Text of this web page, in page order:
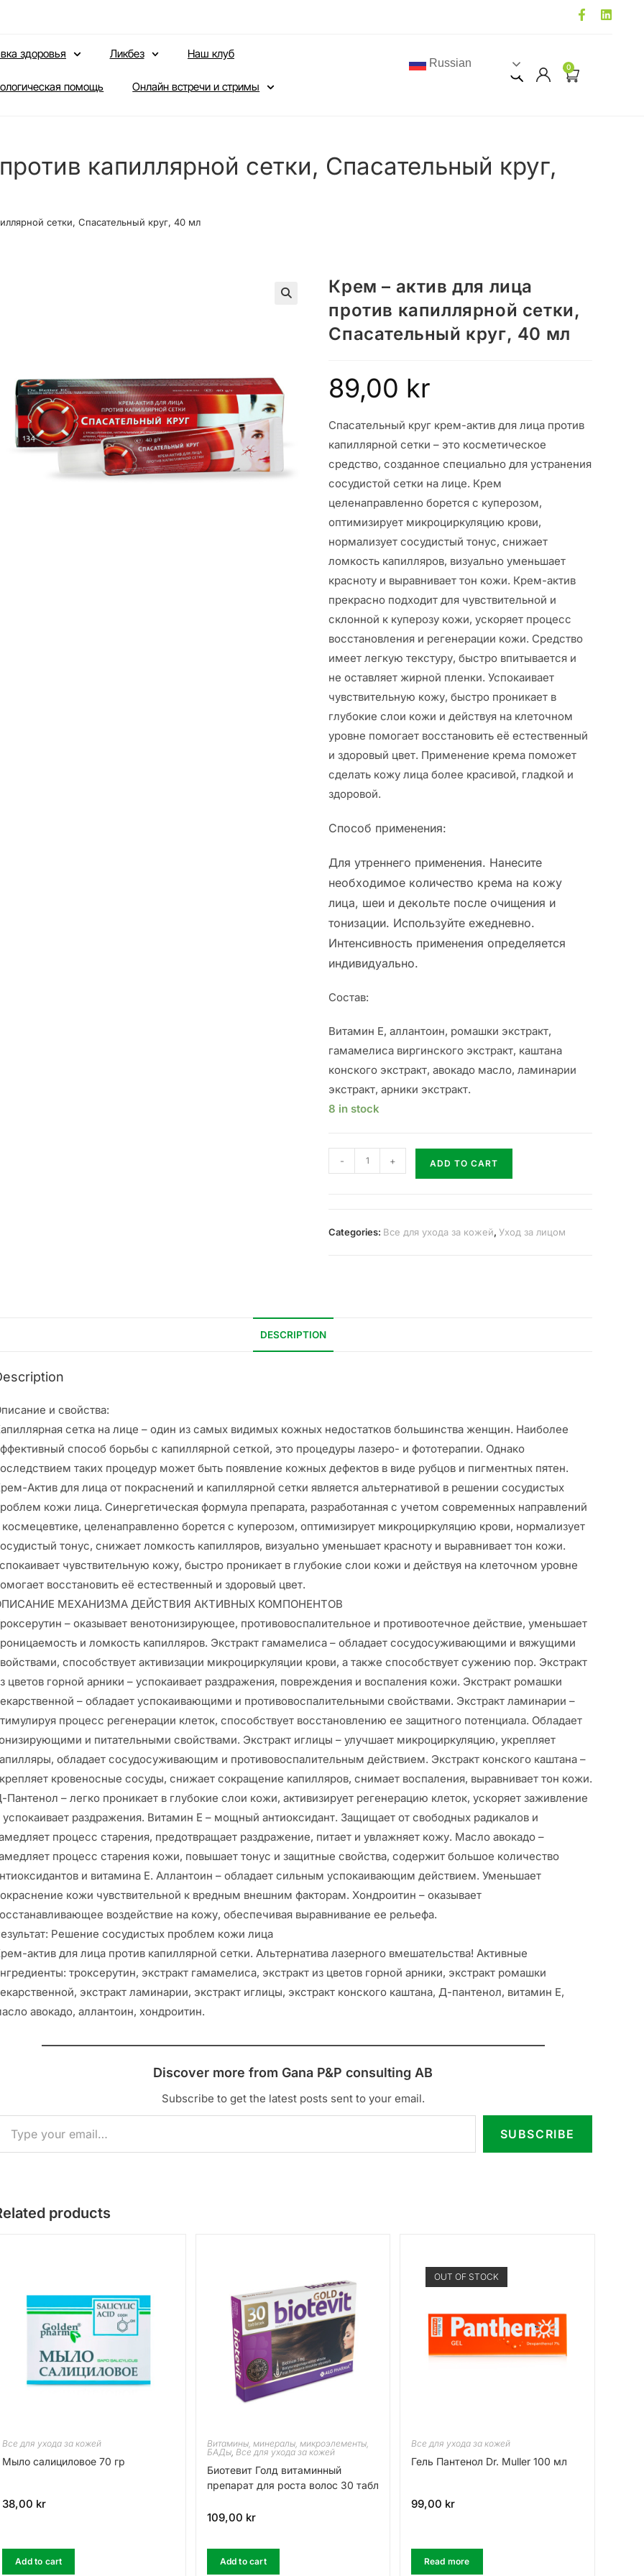
здоровья Ликбез Наш клуб
помощь Онлайн встречи и стримы
Russian 0
капиллярной сетки, Спасательный круг,
сетки, Спасательный круг, 40 мл
Крем – актив для лица
против капиллярной сетки,
Спасательный круг, 40 мл
89,00 kr
Спасательный круг крем-актив для лица против
капиллярной сетки – это косметическое
средство, созданное специально для устранения
сосудистой сетки на лице. Крем
целенаправленно борется с куперозом,
оптимизирует микроциркуляцию крови,
нормализует сосудистый тонус, снижает
ломкость капилляров, визуально уменьшает
красноту и выравнивает тон кожи. Крем-актив
прекрасно подходит для чувствительной и
склонной к куперозу кожи, ускоряет процесс
восстановления и регенерации кожи. Средство
имеет легкую текстуру, быстро впитывается и
не оставляет жирной пленки. Успокаивает
чувствительную кожу, быстро проникает в
глубокие слои кожи и действуя на клеточном
уровне помогает восстановить её естественный
и здоровый цвет. Применение крема поможет
сделать кожу лица более красивой, гладкой и
здоровой.
Способ применения:
Для утреннего применения. Нанесите
необходимое количество крема на кожу
лица, шеи и декольте после очищения и
тонизации. Используйте ежедневно.
Интенсивность применения определяется
индивидуально.
Cостав:
Витамин Е, аллантоин, ромашки экстракт,
гамамелиса виргинского экстракт, каштана
конского экстракт, авокадо масло, ламинарии
экстракт, арники экстракт.
8 in stock
- + ADD TO CART
Categories: Все для ухода за кожей, Уход за лицом
DESCRIPTION
и свойства:
сетка на лице – один из самых видимых кожных недостатков большинства женщин. Наиболее
способ борьбы с капиллярной сеткой, это процедуры лазеро- и фототерапии. Однако
таких процедур может быть появление кожных дефектов в виде рубцов и пигментных пятен.
Актив для лица от покраснений и капиллярной сетки является альтернативой в решении сосудистых
кожи лица. Синергетическая формула препарата, разработанная с учетом современных направлений
космецевтике, целенаправленно борется с куперозом, оптимизирует микроциркуляцию крови, нормализует
тонус, снижает ломкость капилляров, визуально уменьшает красноту и выравнивает тон кожи.
чувствительную кожу, быстро проникает в глубокие слои кожи и действуя на клеточном уровне
восстановить её естественный и здоровый цвет.
МЕХАНИЗМА ДЕЙСТВИЯ АКТИВНЫХ КОМПОНЕНТОВ
– оказывает венотонизирующее, противовоспалительное и противоотечное действие, уменьшает
и ломкость капилляров. Экстракт гамамелиса – обладает сосудосуживающими и вяжущими
способствует активизации микроциркуляции крови, а также способствует сужению пор. Экстракт
цветов горной арники – успокаивает раздражения, повреждения и воспаления кожи. Экстракт ромашки
– обладает успокаивающими и противовоспалительными свойствами. Экстракт ламинарии –
процесс регенерации клеток, способствует восстановлению ее защитного потенциала. Обладает
и питательными свойствами. Экстракт иглицы – улучшает микроциркуляцию, укрепляет
обладает сосудосуживающим и противовоспалительным действием. Экстракт конского каштана –
кровеносные сосуды, снижает сокращение капилляров, снимает воспаления, выравнивает тон кожи.
Пантенол – легко проникает в глубокие слои кожи, активизирует регенерацию клеток, ускоряет заживление
успокаивает раздражения. Витамин Е – мощный антиоксидант. Защищает от свободных радикалов и
процесс старения, предотвращает раздражение, питает и увлажняет кожу. Масло авокадо –
процесс старения кожи, повышает тонус и защитные свойства, содержит большое количество
и витамина Е. Аллантоин – обладает сильным успокаивающим действием. Уменьшает
кожи чувствительной к вредным внешним факторам. Хондроитин – оказывает
воздействие на кожу, обеспечивая выравнивание ее рельефа.
Решение сосудистых проблем кожи лица
актив для лица против капиллярной сетки. Альтернатива лазерного вмешательства! Активные
троксерутин, экстракт гамамелиса, экстракт из цветов горной арники, экстракт ромашки
экстракт ламинарии, экстракт иглицы, экстракт конского каштана, Д-пантенол, витамин Е,
авокадо, аллантоин, хондроитин.
Discover more from Gana P&P consulting AB
Subscribe to get the latest posts sent to your email.
SUBSCRIBE
products
Все для ухода за кожей
Mыло салициловое 70 гр
38,00 kr
Add to cart
Витамины, минералы, микроэлементы,
БАДы, Все для ухода за кожей
Биотевит Голд витаминный
препарат для роста волос 30 табл
109,00 kr
Add to cart
OUT OF STOCK
Все для ухода за кожей
Гель Пантенол Dr. Muller 100 мл
99,00 kr
Read more